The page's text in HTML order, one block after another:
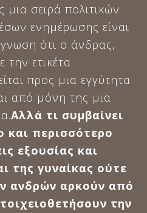
σειρά πολιτικών
ενημέρωσης είναι
ότι ο άνδρας,
ετικέτα
προς μια εγγύτητα
από μόνη της μια
Αλλά τι συμβαίνει
και περισσότερο
εξουσίας και
της γυναίκας ούτε
ανδρών αρκούν από
την